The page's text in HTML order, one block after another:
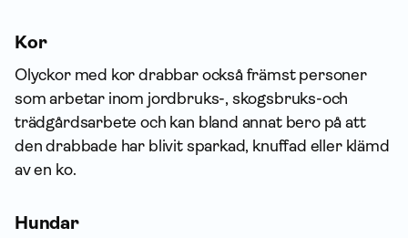
Kor
Olyckor med kor drabbar också främst personer
som arbetar inom jord­bruks-, skogsbruks-och
trädgårdsarbete och kan bland annat bero på att
den drabbade har blivit sparkad, knuffad eller klämd
av en ko.
Hundar